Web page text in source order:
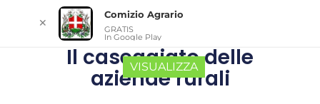
Il caseggiato delle
aziende rurali
✕
Comizio Agrario
GRATIS
In Google Play
VISUALIZZA